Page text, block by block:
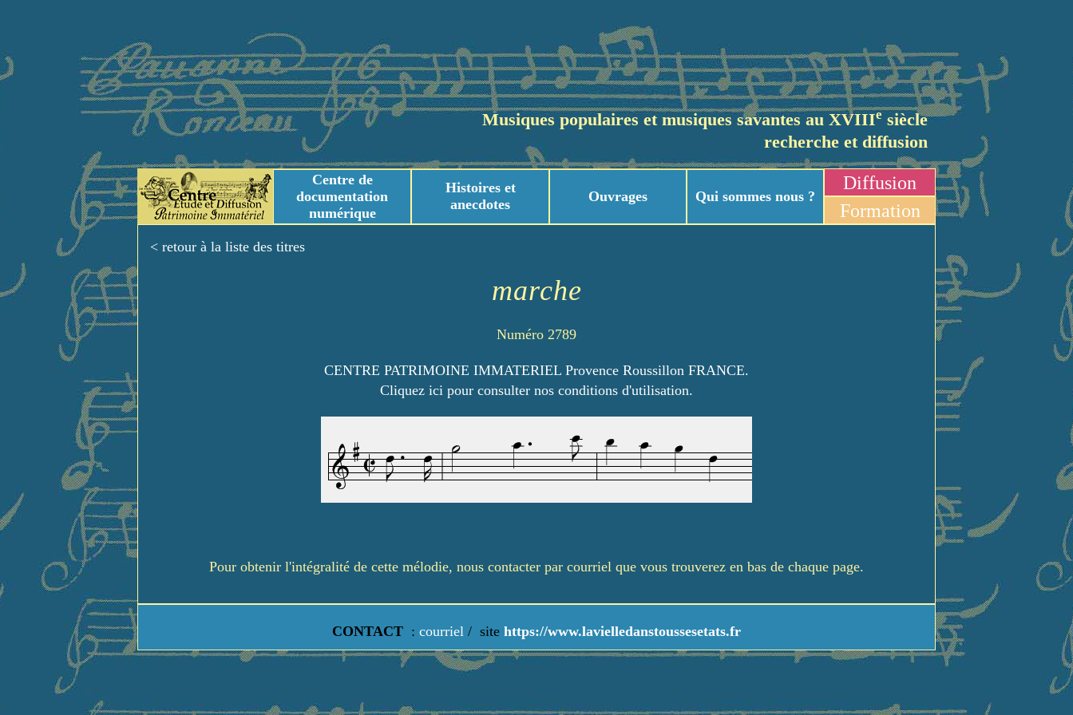
Musiques populaires et musiques savantes au XVIIIesiècle
recherche et diffusion
Centre de
documentation
numérique
Histoires et
anecdotes
Ouvrages Qui sommes nous ?
Diffusion
Formation
< retour à la liste des titres
marche
Numéro 2789
CENTRE PATRIMOINE IMMATERIEL Provence Roussillon FRANCE.
Cliquez ici pour consulter nos conditions d'utilisation.
Pour obtenir l'intégralité de cette mélodie, nous contacter par courriel que vous trouverez en bas de chaque page.
CONTACT : courriel / site https://www.lavielledanstoussesetats.fr